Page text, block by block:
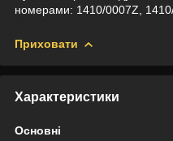
номерами: 1410/0007Z,
Приховати
Характеристики
Основні